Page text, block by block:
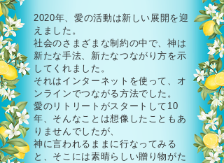
2020年、愛の活動は新しい展開を迎
えました。
社会のさまざまな制約の中で、神は
新たな手法、新たなつながり方を示
してくれました。
それはインターネットを使って、オ
ンラインでつながる方法でした。
愛のリトリートがスタートして10
年、そんなことは想像したこともあ
りませんでしたが、
神に言われるままに行なってみる
と、そこには素晴らしい贈り物がた